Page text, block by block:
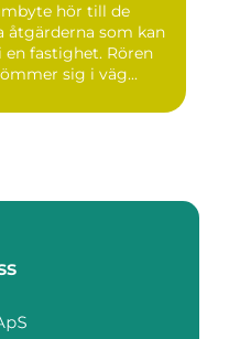
hör till de
åtgärderna som kan
en fastighet. Rören
sig i väg...